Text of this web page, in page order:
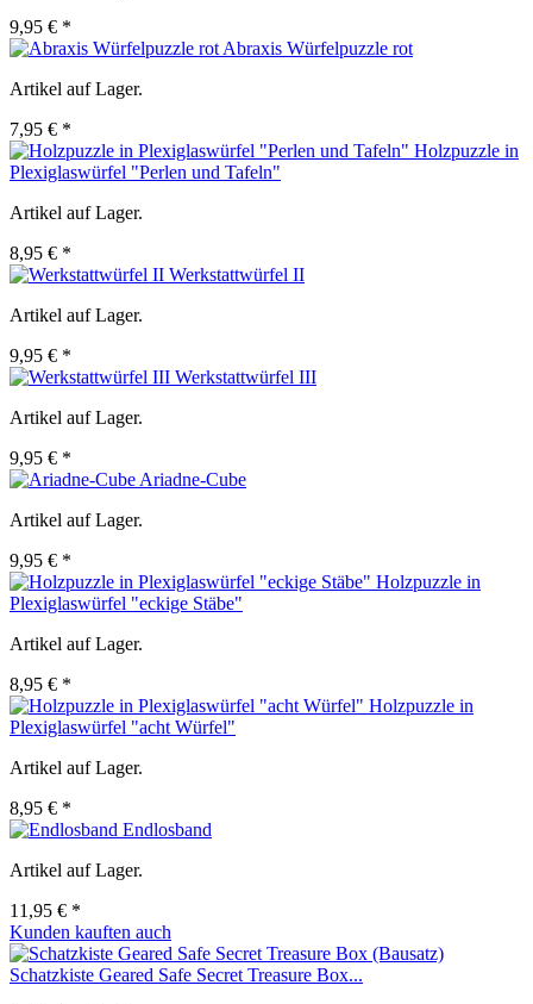
9,95 € *
Abraxis Würfelpuzzle rot
Artikel auf Lager.
7,95 € *
Holzpuzzle in
Plexiglaswürfel "Perlen und Tafeln"
Artikel auf Lager.
8,95 € *
Werkstattwürfel II
Artikel auf Lager.
9,95 € *
Werkstattwürfel III
Artikel auf Lager.
9,95 € *
Ariadne-Cube
Artikel auf Lager.
9,95 € *
Holzpuzzle in
Plexiglaswürfel "eckige Stäbe"
Artikel auf Lager.
8,95 € *
Holzpuzzle in
Plexiglaswürfel "acht Würfel"
Artikel auf Lager.
8,95 € *
Endlosband
Artikel auf Lager.
11,95 € *
Kunden kauften auch
Schatzkiste Geared Safe Secret Treasure Box...